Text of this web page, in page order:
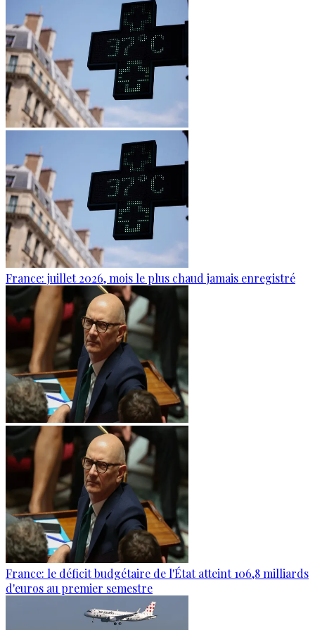
France: juillet 2026, mois le plus chaud jamais enregistré
France: le déficit budgétaire de l'État atteint 106,8 milliards
d'euros au premier semestre